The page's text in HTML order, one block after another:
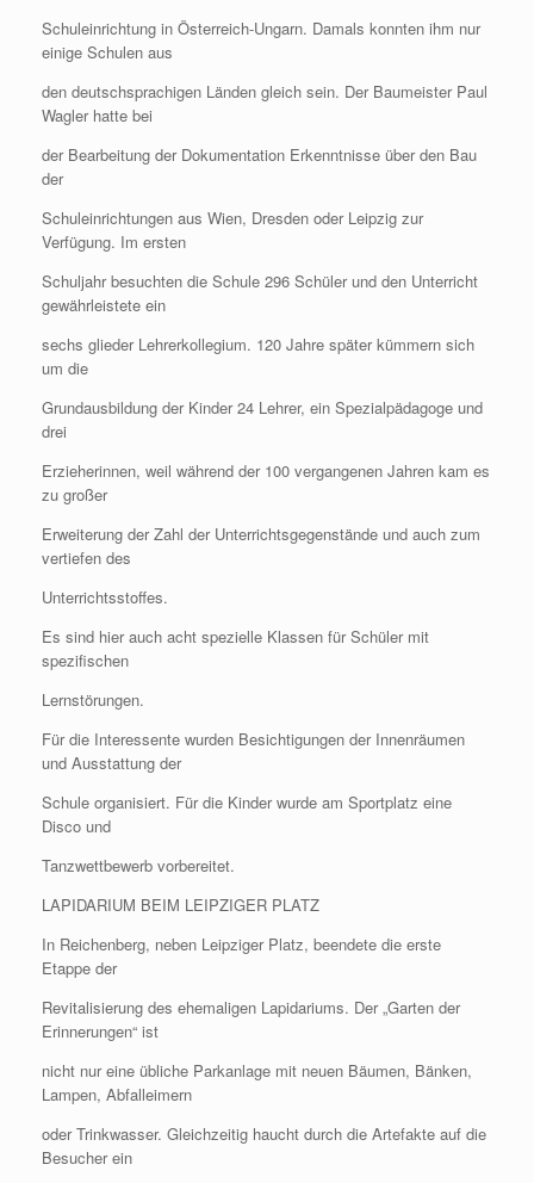
Schuleinrichtung in Österreich-Ungarn. Damals konnten ihm nur
einige Schulen aus
den deutschsprachigen Länden gleich sein. Der Baumeister Paul
Wagler hatte bei
der Bearbeitung der Dokumentation Erkenntnisse über den Bau
der
Schuleinrichtungen aus Wien, Dresden oder Leipzig zur
Verfügung. Im ersten
Schuljahr besuchten die Schule 296 Schüler und den Unterricht
gewährleistete ein
sechs glieder Lehrerkollegium. 120 Jahre später kümmern sich
um die
Grundausbildung der Kinder 24 Lehrer, ein Spezialpädagoge und
drei
Erzieherinnen, weil während der 100 vergangenen Jahren kam es
zu großer
Erweiterung der Zahl der Unterrichtsgegenstände und auch zum
vertiefen des
Unterrichtsstoffes.
Es sind hier auch acht spezielle Klassen für Schüler mit
spezifischen
Lernstörungen.
Für die Interessente wurden Besichtigungen der Innenräumen
und Ausstattung der
Schule organisiert. Für die Kinder wurde am Sportplatz eine
Disco und
Tanzwettbewerb vorbereitet.
LAPIDARIUM BEIM LEIPZIGER PLATZ
In Reichenberg, neben Leipziger Platz, beendete die erste
Etappe der
Revitalisierung des ehemaligen Lapidariums. Der „Garten der
Erinnerungen“ ist
nicht nur eine übliche Parkanlage mit neuen Bäumen, Bänken,
Lampen, Abfalleimern
oder Trinkwasser. Gleichzeitig haucht durch die Artefakte auf die
Besucher ein